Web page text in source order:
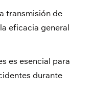
transmisión de
eficacia general
es esencial para
durante